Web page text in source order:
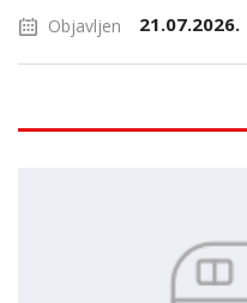
Objavljen 21.07.2026.